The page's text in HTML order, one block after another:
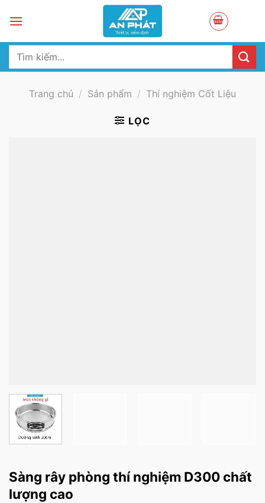
Tìm
Trang chủ / Sản phẩm / Thí nghiệm Cốt Liệu
LỌC
Sàng rây phòng thí nghiệm D300 chất
lượng cao